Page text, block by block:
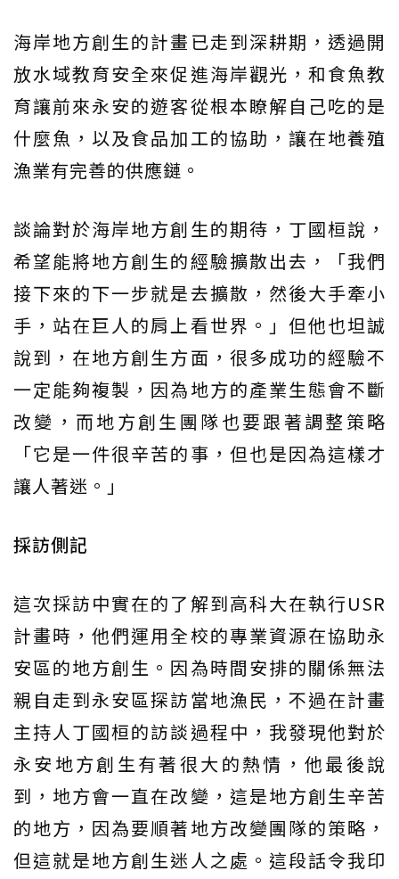
海岸地方創生的計畫已走到深耕期，透過開
放水域教育安全來促進海岸觀光，和食魚教
育讓前來永安的遊客從根本瞭解自己吃的是
什麼魚，以及食品加工的協助，讓在地養殖
漁業有完善的供應鏈。
談論對於海岸地方創生的期待，丁國桓說，
希望能將地方創生的經驗擴散出去，「我們
接下來的下一步就是去擴散，然後大手牽小
手，站在巨人的肩上看世界。」但他也坦誠
說到，在地方創生方面，很多成功的經驗不
一定能夠複製，因為地方的產業生態會不斷
改變，而地方創生團隊也要跟著調整策略
「它是一件很辛苦的事，但也是因為這樣才
讓人著迷。」
採訪側記
這次採訪中實在的了解到高科大在執行USR
計畫時，他們運用全校的專業資源在協助永
安區的地方創生。因為時間安排的關係無法
親自走到永安區探訪當地漁民，不過在計畫
主持人丁國桓的訪談過程中，我發現他對於
永安地方創生有著很大的熱情，他最後說
到，地方會一直在改變，這是地方創生辛苦
的地方，因為要順著地方改變團隊的策略，
但這就是地方創生迷人之處。這段話令我印